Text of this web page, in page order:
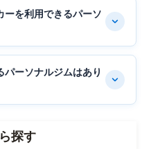
ーを利用できるパーソ
ーソナルジムはあり
探す